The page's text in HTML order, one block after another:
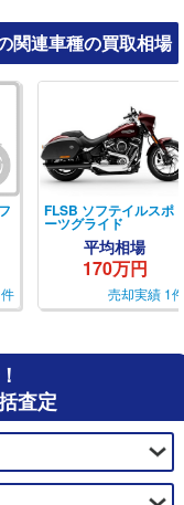
関連車種の買取相場
FLSB ソフテイルスポ
ーツグライド
平均相場
170万円
売却実績 1件
査定